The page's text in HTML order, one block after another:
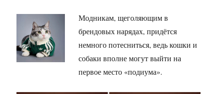
Модникам, щеголяющим в
брендовых нарядах, придётся
немного потесниться, ведь кошки и
собаки вполне могут выйти на
первое место «подиума».